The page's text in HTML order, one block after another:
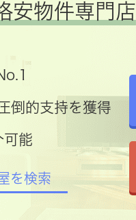
安物件専門店
倒的支持を獲得
可能
を検索